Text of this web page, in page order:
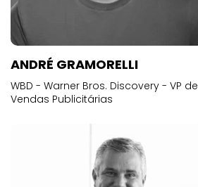
ANDRÉ GRAMORELLI
WBD - Warner Bros. Discovery - VP de
Vendas Publicitárias